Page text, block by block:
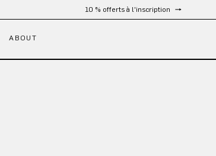
10 % offerts à l'inscription
ABOUT